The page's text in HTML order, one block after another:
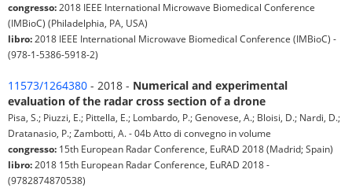
congresso: 2018 IEEE International Microwave Biomedical Conference
(IMBioC) (Philadelphia, PA, USA)
libro: 2018 IEEE International Microwave Biomedical Conference (IMBioC) -
(978-1-5386-5918-2)
11573/1264380 - 2018 - Numerical and experimental
evaluation of the radar cross section of a drone
Pisa, S.; Piuzzi, E.; Pittella, E.; Lombardo, P.; Genovese, A.; Bloisi, D.; Nardi, D.;
Dratanasio, P.; Zambotti, A. - 04b Atto di convegno in volume
congresso: 15th European Radar Conference, EuRAD 2018 (Madrid; Spain)
libro: 2018 15th European Radar Conference, EuRAD 2018 -
(9782874870538)